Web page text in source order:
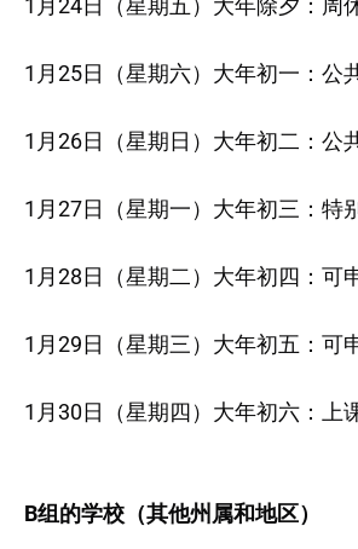
1月24日（星期五）大年除夕：周
1月25日（星期六）大年初一：公
1月26日（星期日）大年初二：公
1月27日（星期一）大年初三：特
1月28日（星期二）大年初四：可
1月29日（星期三）大年初五：可
1月30日（星期四）大年初六：上
B组的学校（其他州属和地区）